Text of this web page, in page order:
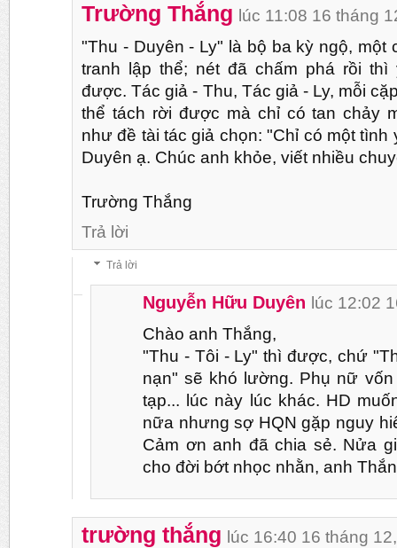
Trường Thắng lúc 11:08 16 tháng
"Thu - Duyên - Ly" là bộ ba kỳ ngộ,
tranh lập thể; nét đã chấm phá rồi
được. Tác giả - Thu, Tác giả - Ly, mỗi
thể tách rời được mà chỉ có tan chảy
như đề tài tác giả chọn: "Chỉ có một tình
Duyên ạ. Chúc anh khỏe, viết nhiều
Trường Thắng
Trả lời
Trả lời
Nguyễn Hữu Duyên lúc 12:02
Chào anh Thắng,
"Thu - Tôi - Ly" thì được, chứ
nạn" sẽ khó lường. Phụ nữ
tạp... lúc này lúc khác. HD
nữa nhưng sợ HQN gặp nguy
Cảm ơn anh đã chia sẻ. Nửa
cho đời bớt nhọc nhằn, anh
trường thắng lúc 16:40 16 tháng